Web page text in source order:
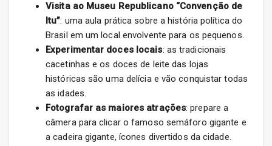
Visita ao Museu Republicano “Convenção de
Itu”: uma aula prática sobre a história política do
Brasil em um local envolvente para os pequenos.
Experimentar doces locais: as tradicionais
cacetinhas e os doces de leite das lojas
históricas são uma delícia e vão conquistar todas
as idades.
Fotografar as maiores atrações: prepare a
câmera para clicar o famoso semáforo gigante e
a cadeira gigante, ícones divertidos da cidade.